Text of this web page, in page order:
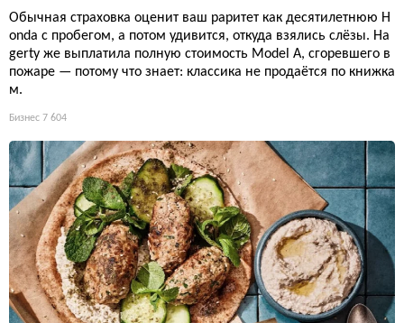
Обычная страховка оценит ваш раритет как десятилетнюю H
onda с пробегом, а потом удивится, откуда взялись слёзы. Ha
gerty же выплатила полную стоимость Model A, сгоревшего в
пожаре — потому что знает: классика не продаётся по книжка
м.
Бизнес 7 604